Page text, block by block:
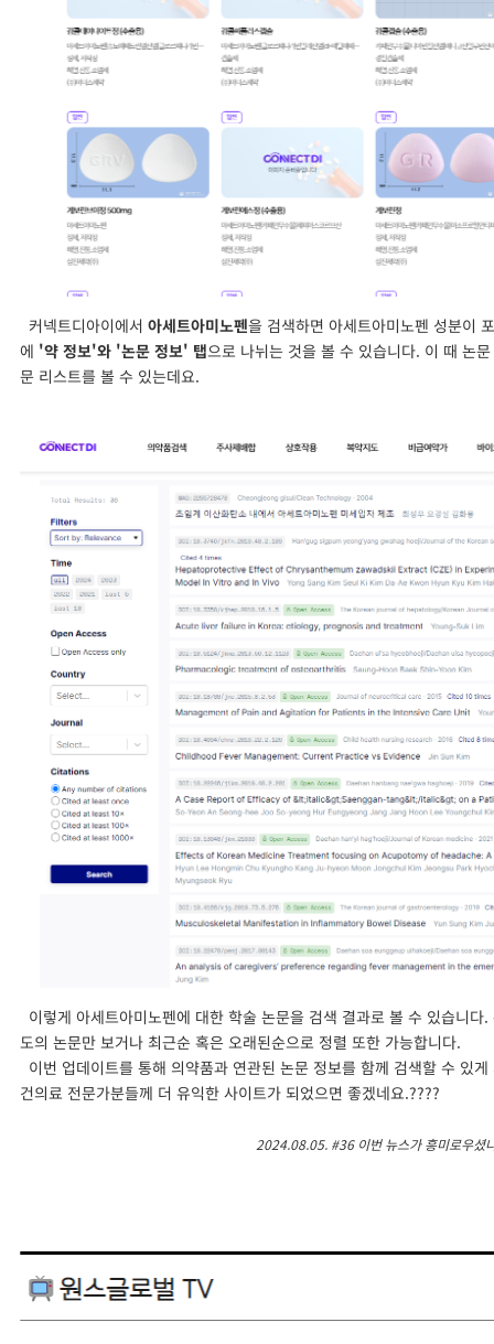
커넥트디아이에서 아세트아미노펜을 검색하면 아세트아미노펜 성분이
에 '약 정보'와 '논문 정보' 탭으로 나뉘는 것을 볼 수 있습니다. 이 때 논
문 리스트를 볼 수 있는데요.
이렇게 아세트아미노펜에 대한 학술 논문을 검색 결과로 볼 수 있습니다.
도의 논문만 보거나 최근순 혹은 오래된순으로 정렬 또한 가능합니다.
이번 업데이트를 통해 의약품과 연관된 논문 정보를 함께 검색할 수 있
건의료 전문가분들께 더 유익한 사이트가 되었으면 좋겠네요.????
2024.08.05. #36 이번 뉴스가 흥미로우셨